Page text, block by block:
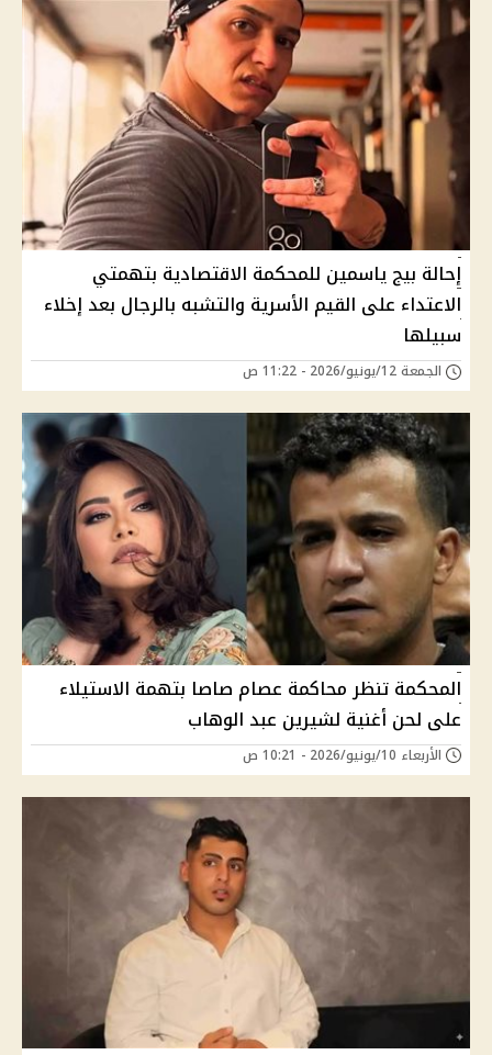
إحالة بيج ياسمين للمحكمة الاقتصادية بتهمتي
الاعتداء على القيم الأسرية والتشبه بالرجال بعد إخلاء
سبيلها
الجمعة 12/يونيو/2026 - 11:22 ص
المحكمة تنظر محاكمة عصام صاصا بتهمة الاستيلاء
على لحن أغنية لشيرين عبد الوهاب
الأربعاء 10/يونيو/2026 - 10:21 ص